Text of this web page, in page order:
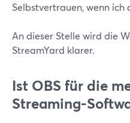
Selbstvertrauen, wenn ich
An dieser Stelle wird die
StreamYard klarer.
Ist OBS für die
Streaming-